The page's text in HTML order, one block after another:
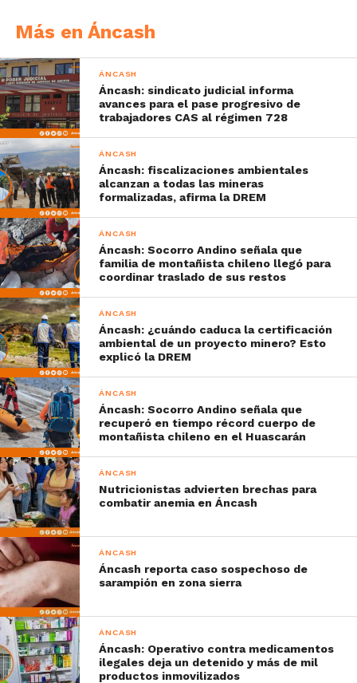
Más en Áncash
ÁNCASH
Áncash: sindicato judicial informa
avances para el pase progresivo de
trabajadores CAS al régimen 728
ÁNCASH
Áncash: fiscalizaciones ambientales
alcanzan a todas las mineras
formalizadas, afirma la DREM
ÁNCASH
Áncash: Socorro Andino señala que
familia de montañista chileno llegó para
coordinar traslado de sus restos
ÁNCASH
Áncash: ¿cuándo caduca la certificación
ambiental de un proyecto minero? Esto
explicó la DREM
ÁNCASH
Áncash: Socorro Andino señala que
recuperó en tiempo récord cuerpo de
montañista chileno en el Huascarán
ÁNCASH
Nutricionistas advierten brechas para
combatir anemia en Áncash
ÁNCASH
Áncash reporta caso sospechoso de
sarampión en zona sierra
ÁNCASH
Áncash: Operativo contra medicamentos
ilegales deja un detenido y más de mil
productos inmovilizados